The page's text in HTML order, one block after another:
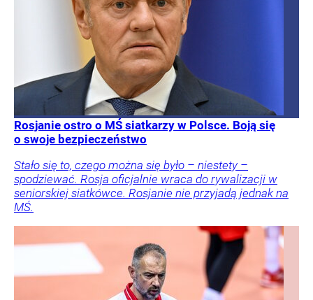
Rosjanie ostro o MŚ siatkarzy w Polsce. Boją się
o swoje bezpieczeństwo
Stało się to, czego można się było – niestety –
spodziewać. Rosja oficjalnie wraca do rywalizacji w
seniorskiej siatkówce. Rosjanie nie przyjadą jednak na
MŚ.